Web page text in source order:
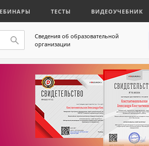
ТЕСТЫ ВИДЕОУЧЕБНИК
Сведения об образовательной
организации